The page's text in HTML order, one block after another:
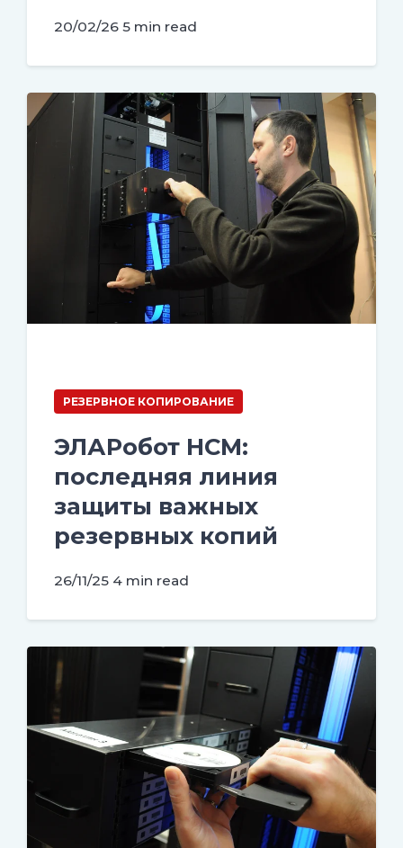
20/02/26 5 min read
РЕЗЕРВНОЕ КОПИРОВАНИЕ
ЭЛАРобот НСМ:
последняя линия
защиты важных
резервных копий
26/11/25 4 min read